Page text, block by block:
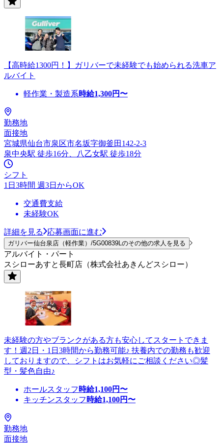
【高時給1300円！】ガリバーで未経験でも始められる洗車ア
ルバイト
軽作業・製造系時給1,300円〜
勤務地
面接地
宮城県仙台市泉区市名坂字御釜田142-2-3
泉中央駅 徒歩16分、八乙女駅 徒歩18分
シフト
1日3時間 週3日からOK
交通費支給
未経験OK
詳細を見る 応募画面に進む
ガリバー仙台泉店（軽作業）/5G00839Lのその他の求人を見る
アルバイト・パート
スシローあすと長町店（株式会社あきんどスシロー）
未経験の方やブランクがある方も安心してスタートできま
す！週2日・1日3時間から勤務可能♪ 扶養内での勤務も歓迎
しておりますので、シフトはお気軽にご相談ください◎髪
型・髪色自由♪
ホールスタッフ 時給1,100円〜
キッチンスタッフ 時給1,100円〜
勤務地
面接地